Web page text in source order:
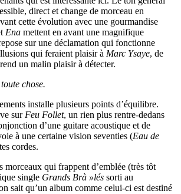
direct et change de morceau en
cette évolution avec une gourmandise
Ena mettent en avant une magnifique
sur une déclamation qui fonctionne
qui feraient plaisir à Marc Ysaye, de
un malin plaisir à détecter.
chose.
installe plusieurs points d’équilibre.
sur Feu Follet, un rien plus rentre-dedans
d’une guitare acoustique et de
à une certaine vision seventies (Eau de
cordes.
morceaux qui frappent d’emblée (très tôt
single Grands Brà »lés sorti au
sait qu’un album comme celui-ci est destiné